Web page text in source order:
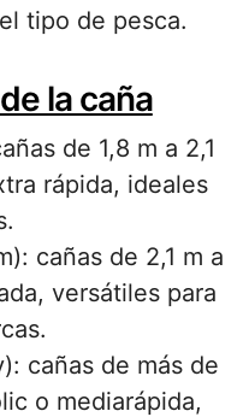
tipo de pesca.
la caña
de 1,8 m a 2,1
rápida, ideales
cañas de 2,1 m a
versátiles para
cañas de más de
o mediarápida,